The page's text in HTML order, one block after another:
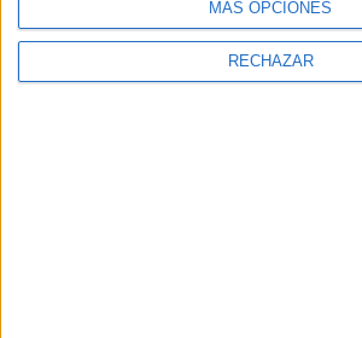
MÁS OPCIONES
RECHAZAR